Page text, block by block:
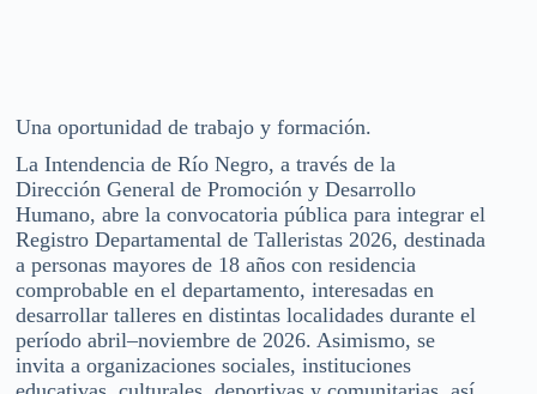
Una oportunidad de trabajo y formación.
La Intendencia de Río Negro, a través de la
Dirección General de Promoción y Desarrollo
Humano, abre la convocatoria pública para integrar el
Registro Departamental de Talleristas 2026, destinada
a personas mayores de 18 años con residencia
comprobable en el departamento, interesadas en
desarrollar talleres en distintas localidades durante el
período abril–noviembre de 2026. Asimismo, se
invita a organizaciones sociales, instituciones